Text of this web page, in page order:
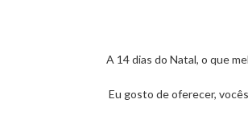
A 14 dias do Natal, o que
Eu gosto de oferecer,